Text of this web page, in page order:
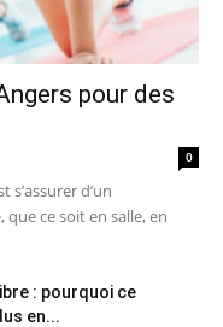
pour des
0
s’assurer d’un
ce soit en salle, en
: pourquoi ce
en...